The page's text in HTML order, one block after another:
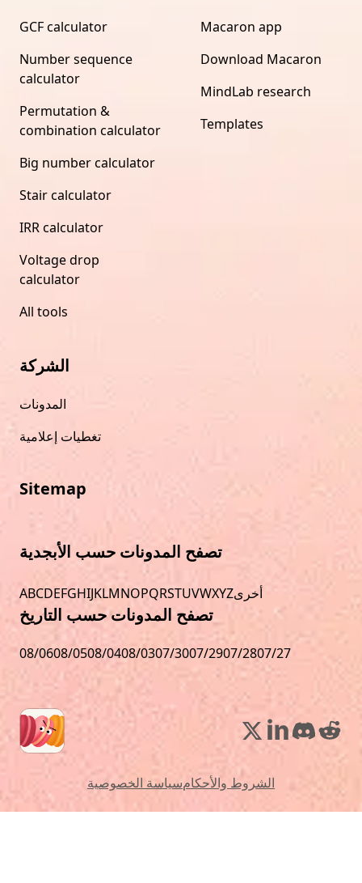
GCF calculator
Number sequence
calculator
Permutation &
combination calculator
Big number calculator
Stair calculator
IRR calculator
Voltage drop
calculator
All tools
Macaron app
Download Macaron
MindLab research
Templates
الشركة
المدونات
تغطيات إعلامية
Sitemap
تصفح المدونات حسب الأبجدية
ABCDEFGHIJKLMNOPQRSTUVWXYZأخرى
تصفح المدونات حسب التاريخ
08/0608/0508/0408/0307/3007/2907/2807/27
سياسة الخصوصيةالشروط والأحكام